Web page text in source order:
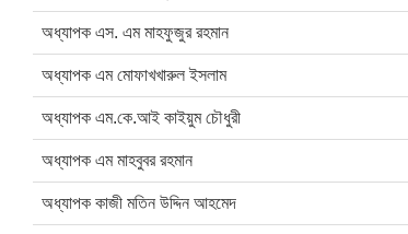
অধ্যাপক এস. এম মাহফুজুর রহমান
অধ্যাপক এম মোফাখখারুল ইসলাম
অধ্যাপক এম.কে.আই কাইয়ুম চৌধুরী
অধ্যাপক এম মাহবুবর রহমান
অধ্যাপক কাজী মতিন উদ্দিন আহমেদ